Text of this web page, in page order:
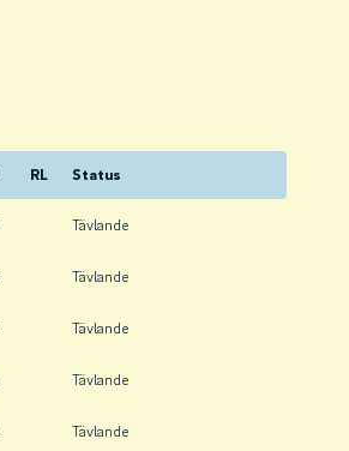
RL Status
Tävlande
Tävlande
Tävlande
Tävlande
Tävlande